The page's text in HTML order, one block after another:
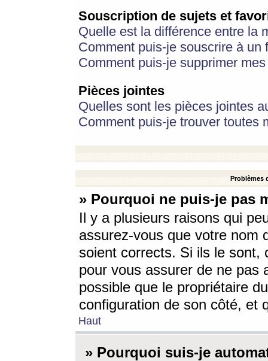
Souscription de sujets et
Quelle est la différence entre la
Comment puis-je souscrire à
Comment puis-je supprimer
Pièces jointes
Quelles sont les pièces jointes
Comment puis-je trouver toutes
Problèmes
» Pourquoi ne puis-je pas
Il y a plusieurs raisons qui
assurez-vous que votre nom
soient corrects. Si ils le sont,
pour vous assurer de ne pas
possible que le propriétaire
configuration de son côté, et
Haut
» Pourquoi suis-je